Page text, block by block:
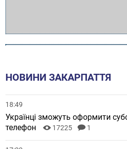
НОВИНИ ЗАКАРПАТТЯ
18:49
Українці зможуть оформити
телефон
17225 1